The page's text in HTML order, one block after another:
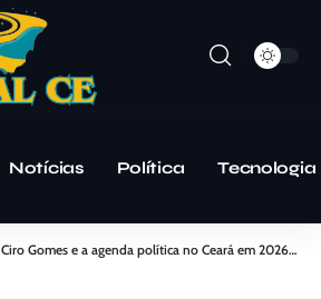
Notícias Política Tecnologia
Ciro Gomes e a agenda política no Ceará em 2026: articulações, cenário e impactos no tabuleiro eleitoral